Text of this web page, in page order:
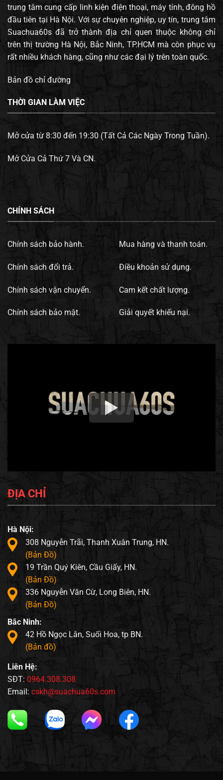
trung tâm cung cấp linh kiện điện thoại, máy tính, đông hồ
đầu tiên tại Hà Nội. Với sự chuyên nghiệp, uy tín, trung tâm
Suachua60s đã trở thành địa chỉ quen thuộc không chỉ
trên thị trường Hà Nội, Bắc Ninh, TP.HCM mà còn phục vụ
rất nhiều khách hàng, cũng như các đại lý trên toàn quốc.
Bản đồ chỉ đường
THỜI GIAN LÀM VIỆC
Mở cửa từ 8:30 đến 19:30 (Tất Cả Các Ngày Trong Tuần).
Mở Cửa Cả Thứ 7 Và CN.
CHÍNH SÁCH
Chính sách bảo hành.
Chính sách đổi trả.
Chính sách vận chuyển.
Chính sách bảo mật.
Mua hàng và thanh toán.
Điều khoản sử dụng.
Cam kết chất lượng.
Giải quyết khiếu nại.
ĐỊA CHỈ
Hà Nội:
308 Nguyễn Trãi, Thanh Xuân Trung, HN.
(Bản Đồ)
19 Trần Quý Kiên, Cầu Giấy, HN.
(Bản Đồ)
336 Nguyễn Văn Cừ, Long Biên, HN.
(Bản Đồ)
Bắc Ninh:
42 Hồ Ngọc Lân, Suối Hoa, tp BN.
(Bản đồ)
Liên Hệ:
SĐT: 0964.308.308
Email: cskh@suachua60s.com